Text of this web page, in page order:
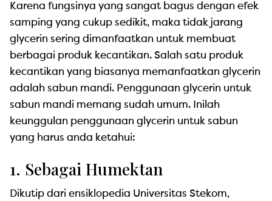
Karena fungsinya yang sangat bagus dengan efek
samping yang cukup sedikit, maka tidak jarang
glycerin sering dimanfaatkan untuk membuat
berbagai produk kecantikan. Salah satu produk
kecantikan yang biasanya memanfaatkan glycerin
adalah sabun mandi. Penggunaan glycerin untuk
sabun mandi memang sudah umum. Inilah
keunggulan penggunaan glycerin untuk sabun
yang harus anda ketahui:
1. Sebagai Humektan
Dikutip dari ensiklopedia Universitas Stekom,